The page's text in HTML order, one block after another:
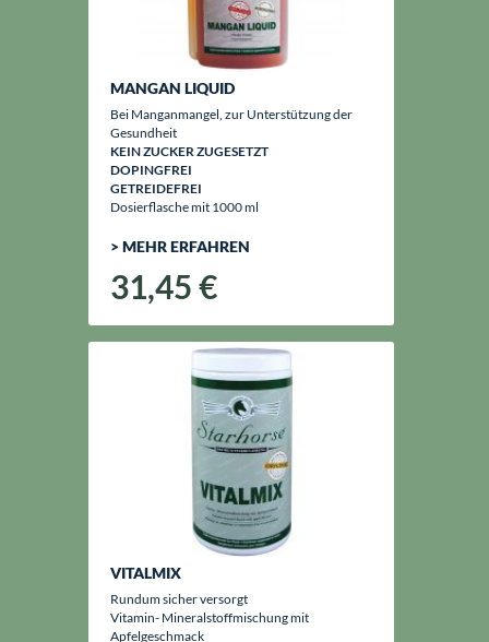
MANGAN LIQUID
Bei Manganmangel, zur Unterstützung der
Gesundheit
KEIN ZUCKER ZUGESETZT
DOPINGFREI
GETREIDEFREI
Dosierflasche mit 1000 ml
> MEHR ERFAHREN
31,45 €
VITALMIX
Rundum sicher versorgt
Vitamin- Mineralstoffmischung mit
Apfelgeschmack